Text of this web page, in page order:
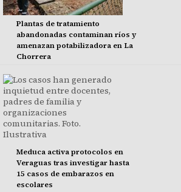
Plantas de tratamiento
abandonadas contaminan ríos y
amenazan potabilizadora en La
Chorrera
Meduca activa protocolos en
Veraguas tras investigar hasta
15 casos de embarazos en
escolares